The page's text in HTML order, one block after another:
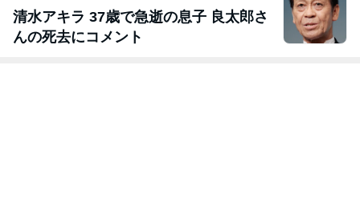
清水アキラ 37歳で急逝の息子 良太郎さ
んの死去にコメント